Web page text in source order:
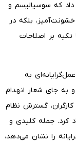
داد که سوسیالیسم و
بلکه در
تکیه بر اصلاحات
به
به جای شعار انهدام
کارگران، گسترش نظام
کرد. جمله کلیدی و
را نشان می‌دهد،